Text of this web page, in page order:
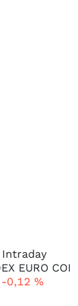
Intraday
-0,12 %